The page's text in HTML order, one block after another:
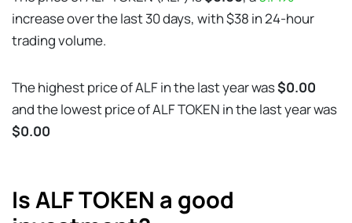
increase over the last 30 days, with $38 in 24-hour
trading volume.
The highest price of ALF in the last year was$0.00
and the lowest price of ALF TOKEN in the last year was
$0.00
Is ALF TOKEN a good